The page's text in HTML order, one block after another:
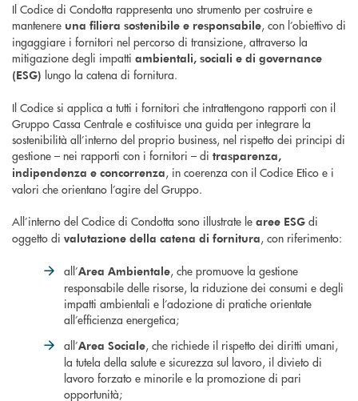
Il Codice di Condotta rappresenta uno strumento per costruire e
mantenere una filiera sostenibile e responsabile, con l’obiettivo di
ingaggiare i fornitori nel percorso di transizione, attraverso la
mitigazione degli impatti ambientali, sociali e di governance
(ESG) lungo la catena di fornitura.
Il Codice si applica a tutti i fornitori che intrattengono rapporti con il
Gruppo Cassa Centrale e costituisce una guida per integrare la
sostenibilità all’interno del proprio business, nel rispetto dei principi di
gestione – nei rapporti con i fornitori – di trasparenza,
indipendenza e concorrenza, in coerenza con il Codice Etico e i
valori che orientano l’agire del Gruppo.
All’interno del Codice di Condotta sono illustrate le aree ESG di
oggetto di valutazione della catena di fornitura, con riferimento:
all’Area Ambientale, che promuove la gestione
responsabile delle risorse, la riduzione dei consumi e degli
impatti ambientali e l’adozione di pratiche orientate
all’efficienza energetica;
all’Area Sociale, che richiede il rispetto dei diritti umani,
la tutela della salute e sicurezza sul lavoro, il divieto di
lavoro forzato e minorile e la promozione di pari
opportunità;